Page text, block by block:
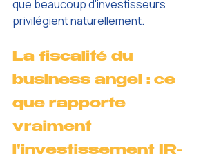
que beaucoup d'investisseurs
privilégient naturellement.
La fiscalité du
business angel : ce
que rapporte
vraiment
l'investissement IR-